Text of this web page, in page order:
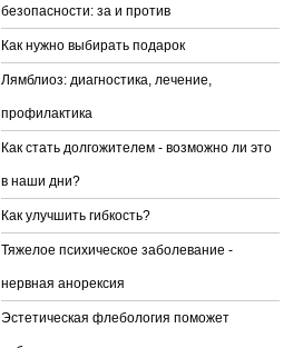
безопасности: за и против
Как нужно выбирать подарок
Лямблиоз: диагностика, лечение,
профилактика
Как стать долгожителем - возможно ли это
в наши дни?
Как улучшить гибкость?
Тяжелое психическое заболевание -
нервная анорексия
Эстетическая флебология поможет